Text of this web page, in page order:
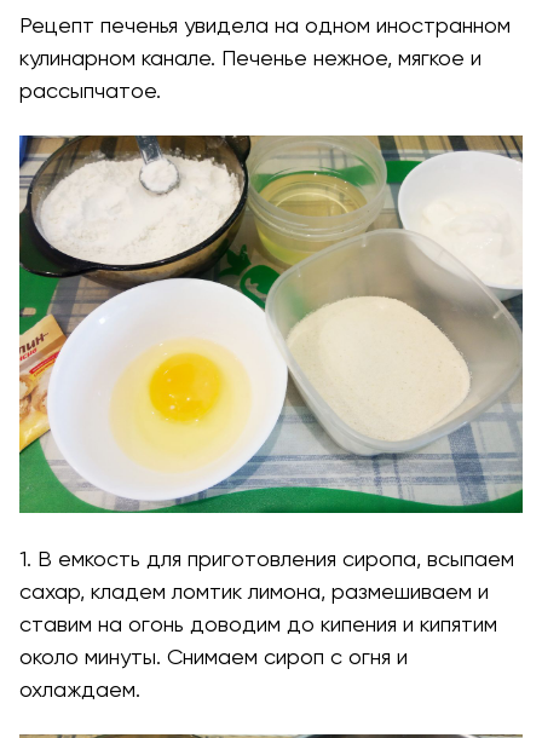
Рецепт печенья увидела на одном иностранном
кулинарном канале. Печенье нежное, мягкое и
рассыпчатое.
1. В емкость для приготовления сиропа, всыпаем
сахар, кладем ломтик лимона, размешиваем и
ставим на огонь доводим до кипения и кипятим
около минуты. Снимаем сироп с огня и
охлаждаем.